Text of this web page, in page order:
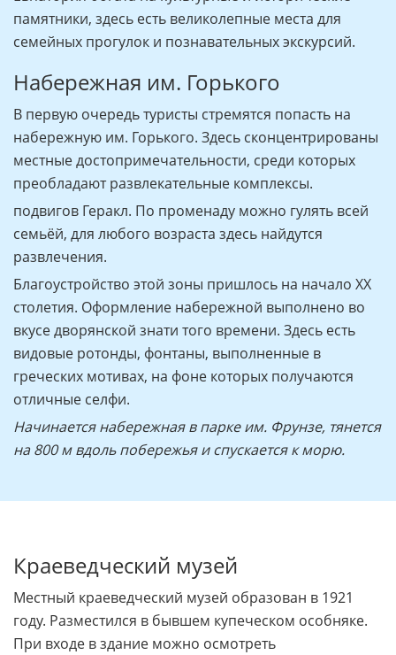
памятники, здесь есть великолепные места для
семейных прогулок и познавательных экскурсий.
Набережная им. Горького
В первую очередь туристы стремятся попасть на
набережную им. Горького. Здесь сконцентрированы
местные достопримечательности, среди которых
преобладают развлекательные комплексы.
подвигов Геракл. По променаду можно гулять всей
семьёй, для любого возраста здесь найдутся
развлечения.
Благоустройство этой зоны пришлось на начало ХХ
столетия. Оформление набережной выполнено во
вкусе дворянской знати того времени. Здесь есть
видовые ротонды, фонтаны, выполненные в
греческих мотивах, на фоне которых получаются
отличные селфи.
Начинается набережная в парке им. Фрунзе, тянется
на 800 м вдоль побережья и спускается к морю.
Краеведческий музей
Местный краеведческий музей образован в 1921
году. Разместился в бывшем купеческом особняке.
При входе в здание можно осмотреть